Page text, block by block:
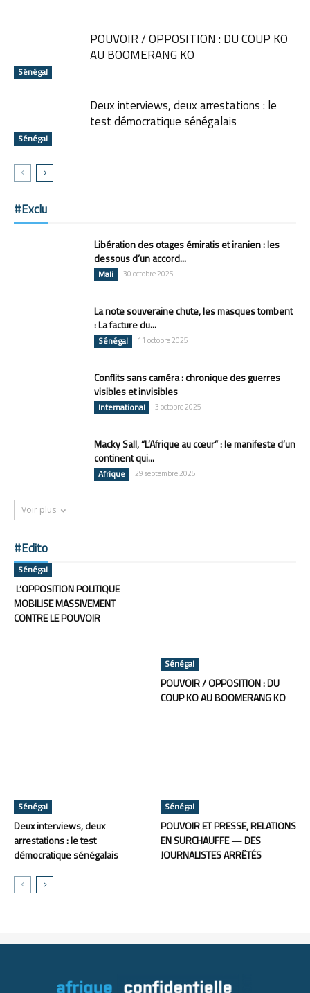
Sénégal
POUVOIR / OPPOSITION : DU COUP KO
AU BOOMERANG KO
Sénégal
Deux interviews, deux arrestations : le
test démocratique sénégalais
#Exclu
Libération des otages émiratis et iranien : les
dessous d’un accord...
Mali 30 octobre 2025
La note souveraine chute, les masques tombent
: La facture du...
Sénégal 11 octobre 2025
Conflits sans caméra : chronique des guerres
visibles et invisibles
International 3 octobre 2025
Macky Sall, “L’Afrique au cœur” : le manifeste d’un
continent qui...
Afrique 29 septembre 2025
Voir plus
#Edito
Sénégal
L’OPPOSITION POLITIQUE
MOBILISE MASSIVEMENT
CONTRE LE POUVOIR
Sénégal
POUVOIR / OPPOSITION : DU
COUP KO AU BOOMERANG KO
Sénégal
Deux interviews, deux
arrestations : le test
démocratique sénégalais
Sénégal
POUVOIR ET PRESSE, RELATIONS
EN SURCHAUFFE — DES
JOURNALISTES ARRÊTÉS